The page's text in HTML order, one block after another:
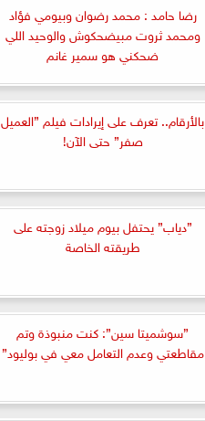
رضا حامد : محمد رضوان وبيومي فؤاد
ومحمد ثروت مبيضحكوش والوحيد اللي
ضحكني هو سمير غانم
بالأرقام.. تعرف على إيرادات فيلم ”العميل
صفر” حتى الآن!
”دياب” يحتفل بيوم ميلاد زوجته على
طريقته الخاصة
”سوشميتا سين”: كنت منبوذة وتم
مقاطعتي وعدم التعامل معي في بوليود”